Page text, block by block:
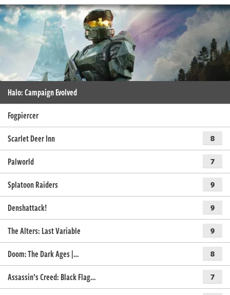
Halo: Campaign Evolved
Fogpiercer
Scarlet Deer Inn
8
Palworld 7
Splatoon Raiders 9
Denshattack! 9
The Alters: Last Variable 9
Doom: The Dark Ages |… 8
Assassin’s Creed: Black Flag… 7